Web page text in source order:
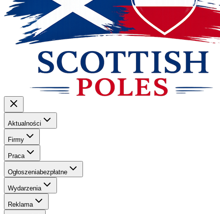
Aktualności
Firmy
Praca
Ogłoszeniabezpłatne
Wydarzenia
Reklama